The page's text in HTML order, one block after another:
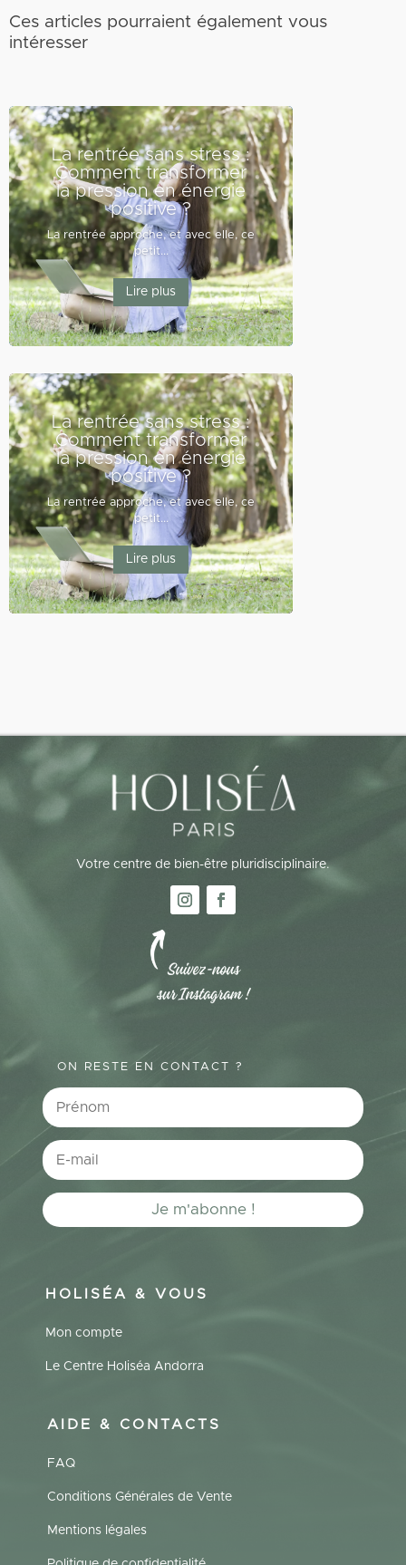
Ces articles pourraient également vous
intéresser
La rentrée sans stress :
Comment transformer
la pression en énergie
positive ?
La rentrée approche, et avec elle, ce
petit...
Lire plus
La rentrée sans stress :
Comment transformer
la pression en énergie
positive ?
La rentrée approche, et avec elle, ce
petit...
Lire plus
Votre centre de bien-être pluridisciplinaire.
ON RESTE EN CONTACT ?
Je m'abonne !
HOLISÉA & VOUS
Mon compte
Le Centre Holiséa Andorra
AIDE & CONTACTS
FAQ
Conditions Générales de Vente
Mentions légales